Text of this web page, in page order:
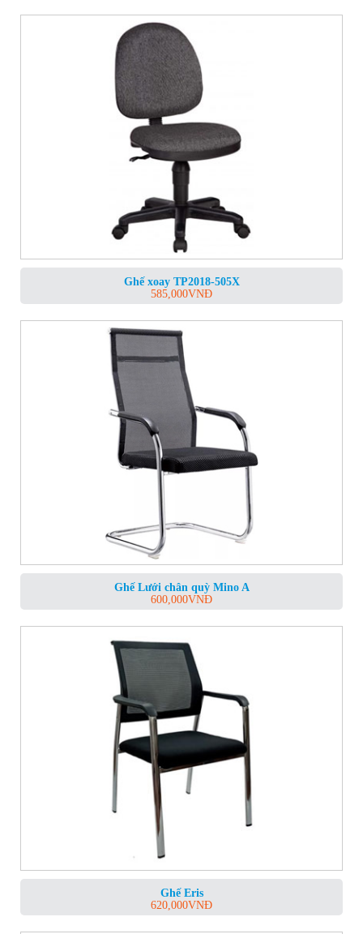
Ghế xoay TP2018-505X
585,000VNĐ
Ghế Lưới chân quỳ Mino A
600,000VNĐ
Ghế Eris
620,000VNĐ